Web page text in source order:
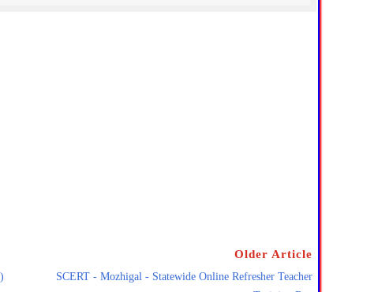
Older Article
SCERT - Mozhigal - Statewide Online Refresher Teacher